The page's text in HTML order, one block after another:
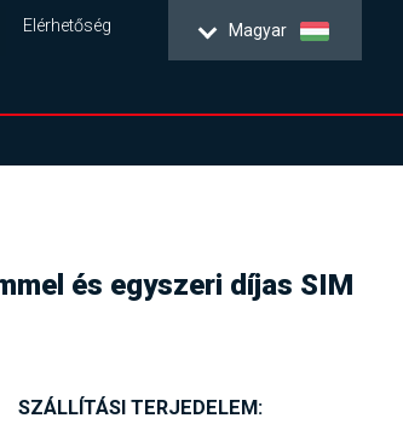
Magyar
Elérhetőség
és egyszeri díjas SIM
SZÁLLÍTÁSI TERJEDELEM: